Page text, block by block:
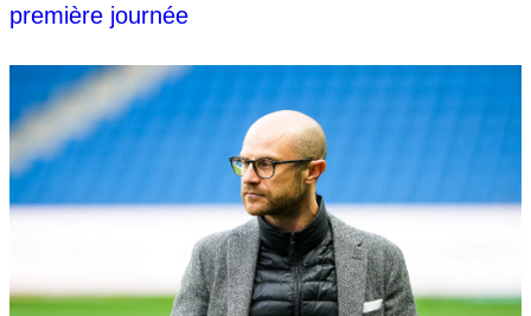
première journée